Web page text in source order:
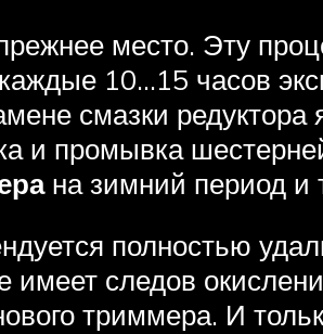
место. Эту
10…15 часов
смазки редуктора
и промывка
на зимний период и
полностью
имеет следов
триммера. И